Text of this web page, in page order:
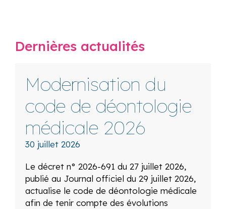
Dernières actualités
Modernisation du
code de déontologie
médicale 2026
30 juillet 2026
Le décret n° 2026-691 du 27 juillet 2026,
publié au Journal officiel du 29 juillet 2026,
actualise le code de déontologie médicale
afin de tenir compte des évolutions